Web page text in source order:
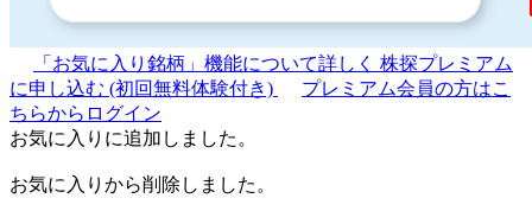
「お気に入り銘柄」機能について詳しく 株探プレミアム
に申し込む (初回無料体験付き)
プレミアム会員の方はこ
ちらからログイン
お気に入りに追加しました。
お気に入りから削除しました。